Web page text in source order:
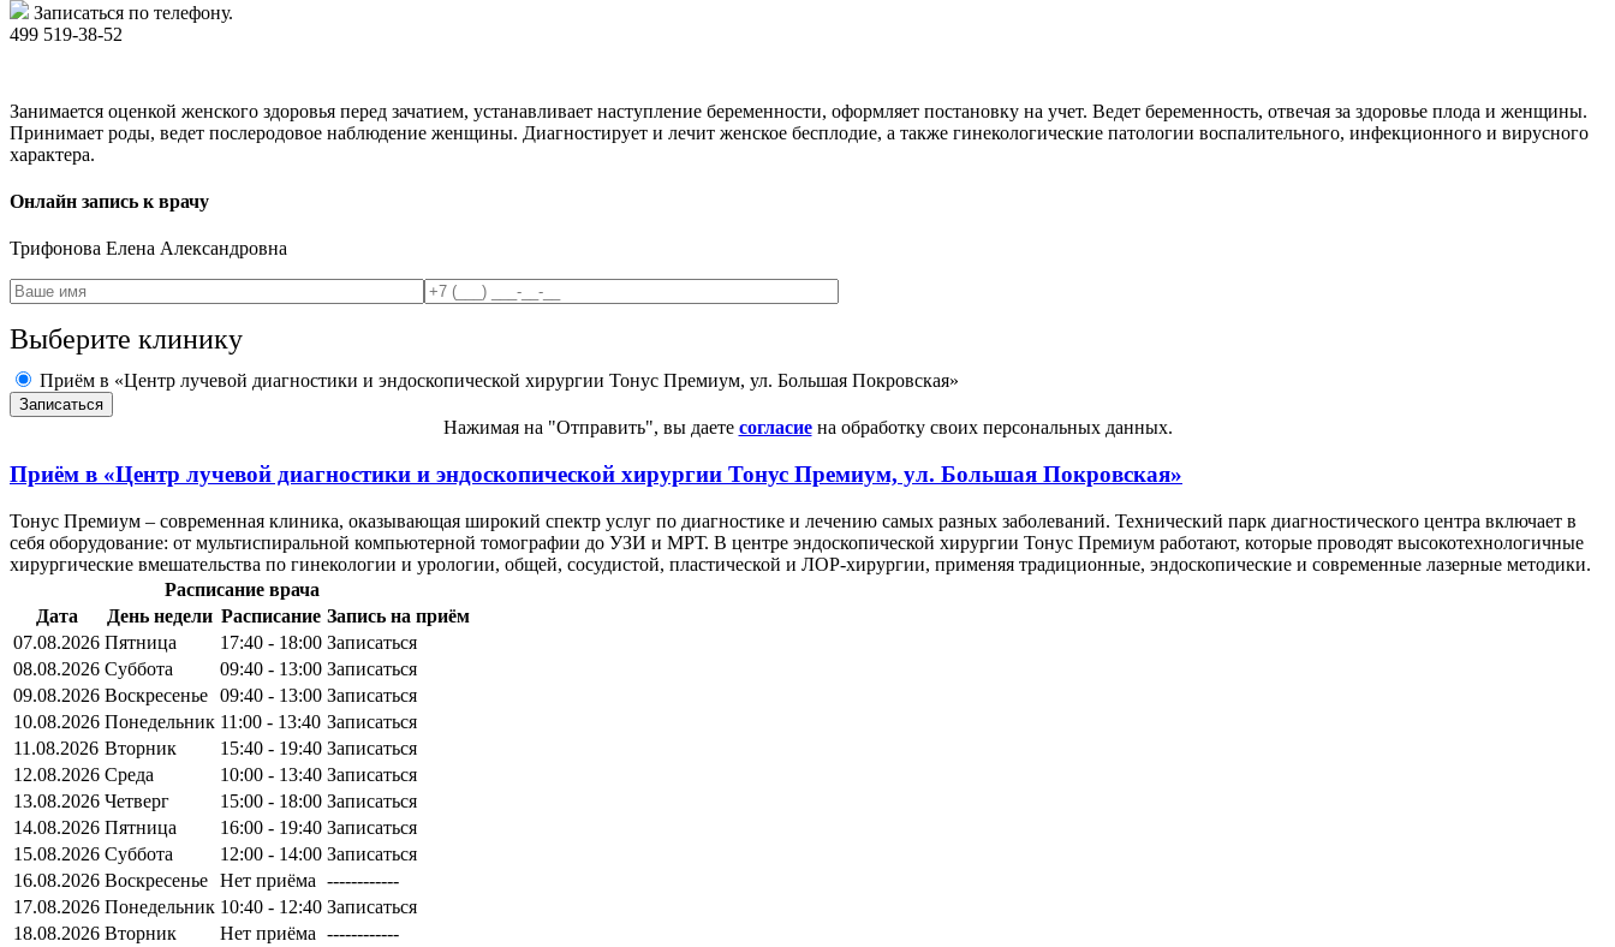
Записаться по телефону.
499 519-38-52
Занимается оценкой женского здоровья перед зачатием, устанавливает наступление беременности, оформляет постановку на учет. Ведет беременность, отвечая за здоровье плода и женщины.
Принимает роды, ведет послеродовое наблюдение женщины. Диагностирует и лечит женское бесплодие, а также гинекологические патологии воспалительного, инфекционного и вирусного
характера.
Онлайн запись к врачу
Трифонова Елена Александровна
Выберите клинику
Приём в «Центр лучевой диагностики и эндоскопической хирургии Тонус Премиум, ул. Большая Покровская»
Нажимая на "Отправить", вы даете согласиена обработку своих персональных данных.
Приём в «Центр лучевой диагностики и эндоскопической хирургии Тонус Премиум, ул. Большая Покровская»
Тонус Премиум – современная клиника, оказывающая широкий спектр услуг по диагностике и лечению самых разных заболеваний. Технический парк диагностического центра включает в
себя оборудование: от мультиспиральной компьютерной томографии до УЗИ и МРТ. В центре эндоскопической хирургии Тонус Премиум работают, которые проводят высокотехнологичные
хирургические вмешательства по гинекологии и урологии, общей, сосудистой, пластической и ЛОР-хирургии, применяя традиционные, эндоскопические и современные лазерные методики.
Расписание врача
Дата
День недели Расписание Запись на приём
07.08.2026 Пятница 17:40 - 18:00 Записаться
08.08.2026 Суббота 09:40 - 13:00 Записаться
09.08.2026 Воскресенье 09:40 - 13:00 Записаться
10.08.2026 Понедельник 11:00 - 13:40 Записаться
11.08.2026 Вторник 15:40 - 19:40 Записаться
12.08.2026 Среда 10:00 - 13:40 Записаться
13.08.2026 Четверг 15:00 - 18:00 Записаться
14.08.2026 Пятница 16:00 - 19:40 Записаться
15.08.2026 Суббота 12:00 - 14:00 Записаться
16.08.2026 Воскресенье Нет приёма ------------
17.08.2026 Понедельник 10:40 - 12:40 Записаться
18.08.2026 Вторник Нет приёма ------------